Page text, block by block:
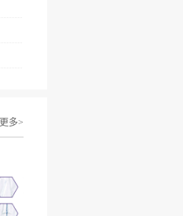
更多>